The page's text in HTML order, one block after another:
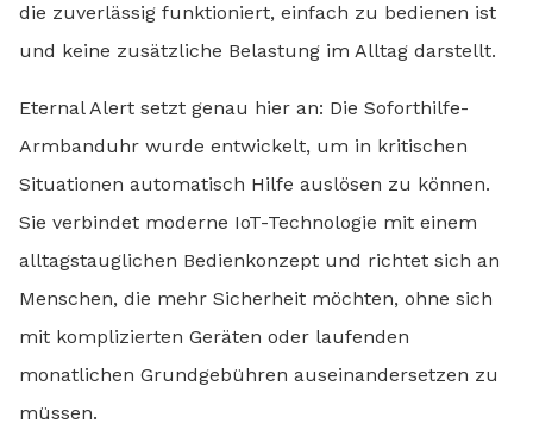
die zuverlässig funktioniert, einfach zu bedienen ist
und keine zusätzliche Belastung im Alltag darstellt.
Eternal Alert setzt genau hier an: Die Soforthilfe-
Armbanduhr wurde entwickelt, um in kritischen
Situationen automatisch Hilfe auslösen zu können.
Sie verbindet moderne IoT-Technologie mit einem
alltagstauglichen Bedienkonzept und richtet sich an
Menschen, die mehr Sicherheit möchten, ohne sich
mit komplizierten Geräten oder laufenden
monatlichen Grundgebühren auseinandersetzen zu
müssen.